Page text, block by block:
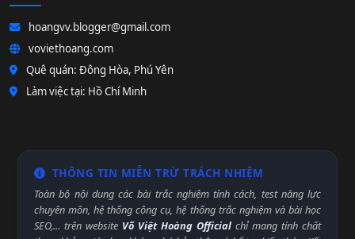
hoangvv.blogger@gmail.com
voviethoang.com
Quê quán: Đông Hòa, Phú Yên
Làm việc tại: Hồ Chí Minh
THÔNG TIN MIỄN TRỪ TRÁCH NHIỆM
Toàn bộ nội dung các bài trắc nghiệm tính cách, test năng lực
chuyên môn, hệ thống công cụ, hệ thống trắc nghiệm và bài học
SEO,... trên website Võ Việt Hoàng Official chỉ mang tính chất